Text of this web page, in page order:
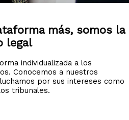
más, somos la
legal
individualizada a los
Conocemos a nuestros
por sus intereses como
tribunales.